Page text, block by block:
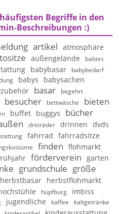
Begriffe in den
Beschreibungen :)
artikel atmosphäre
außengelände babies
babybasar
babybedarf
babys
babysachen
basar begehrt
besucher bettwäsche bieten
buffet buggys
bücher
dreiräder drinnen dvds
fahrrad fahrradsitze
finden flohmarkt
förderverein garten
grundschule größe
herbstbasar herbstflohmarkt
hüpfburg imbiss
jugendliche kaffee kaltgetränke